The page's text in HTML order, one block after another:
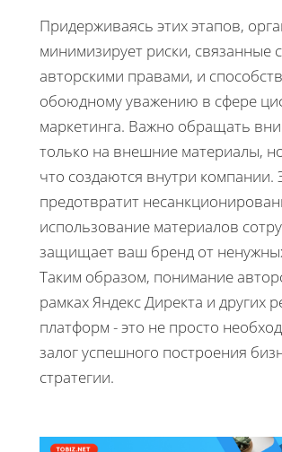
Придерживаясь этих этапов,
минимизирует риски, связанные с
авторскими правами, и
обоюдному уважению в сфере
маркетинга. Важно обращать
только на внешние материалы,
что создаются внутри компании.
предотвратит
использование материалов
защищает ваш бренд от
Таким образом, понимание
рамках Яндекс Директа и других
платформ - это не просто
залог успешного построения
стратегии.